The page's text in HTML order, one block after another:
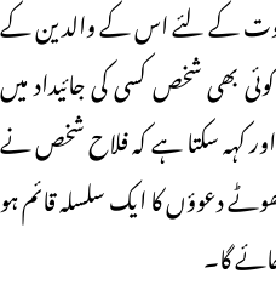
کے لئے اس کے والدین کے
بھی شخص کسی کی جائیداد میں
کہہ سکتا ہے کہ فلاح شخص نے
دعوؤں کا ایک سلسلہ قائم ہو
گا۔